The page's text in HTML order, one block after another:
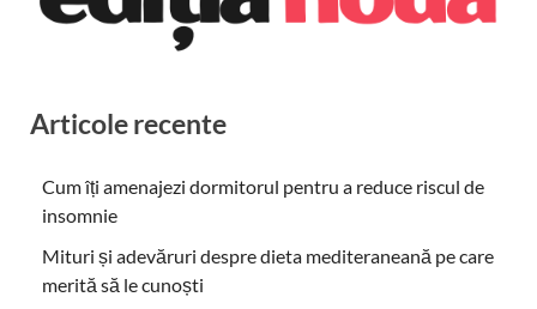
Articole recente
Cum îți amenajezi dormitorul pentru a reduce riscul de
insomnie
Mituri și adevăruri despre dieta mediteraneană pe care
merită să le cunoști